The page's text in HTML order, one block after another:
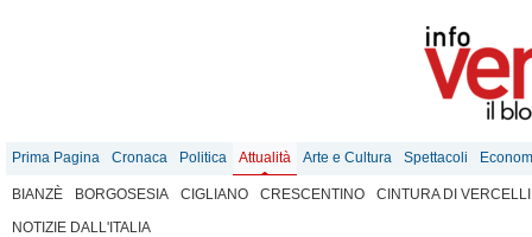
Prima Pagina Cronaca Politica Attualità Arte e Cultura Spettacoli
BIANZÈ BORGOSESIA CIGLIANO CRESCENTINO
CINTURA DI VERCELLI
NOTIZIE DALL'ITALIA